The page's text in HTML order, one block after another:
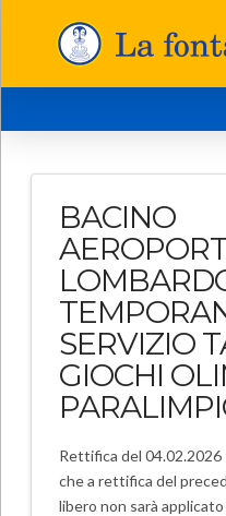
BACINO
SERVIZIO
GIOCHI
Rettifica del 04.02.2026
che a rettifica del
libero non sarà